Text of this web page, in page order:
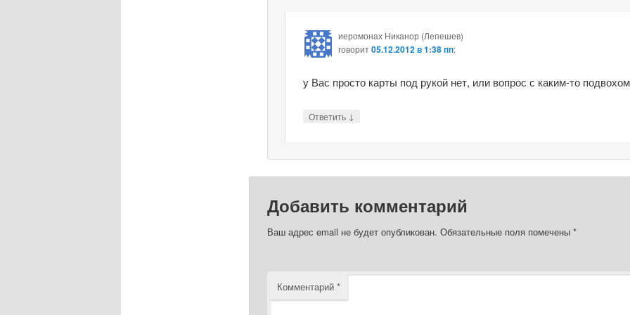
иеромонах Никанор (Лепешев)
говорит05.12.2012 в 1:38 пп:
у Вас просто карты под рукой нет, или вопрос с каким-то
Ответить ↓
Добавить комментарий
Ваш адрес email не будет опубликован. Обязательные поля помечены *
Комментарий *